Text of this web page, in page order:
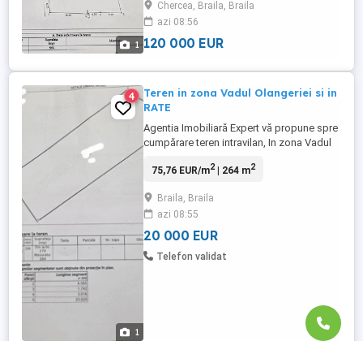
1
Pentru detalii la telefon sau la sediul
nostru din : Braila Bd. Dorobantilor, nr.35,
Bl.B3, parter, ...
Chercea, Braila, Braila
azi 08:56
120 000 EUR
1
4
Teren in zona Vadul Olangeriei si in
RATE
Agentia Imobiliară Expert vă propune spre
cumpărare teren intravilan, In zona Vadul
deschidere de 9,43 . Utilitatile sunt in fata
,liber de sarcini.Pretul 20 000 euro .Se
poate achita si in rate cu un avans de 2000
...
75,76 EUR/m2| 264 m2
Braila, Braila
azi 08:55
20 000 EUR
Telefon validat